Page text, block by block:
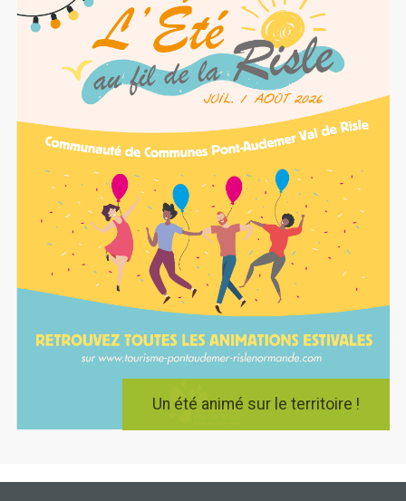
Un été animé sur le territoire !